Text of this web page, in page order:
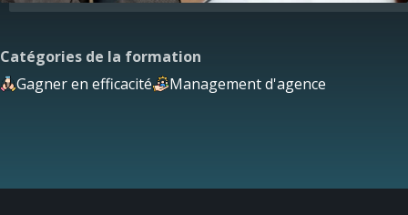
Catégories de la formation
Gagner en efficacité
Management d'agence